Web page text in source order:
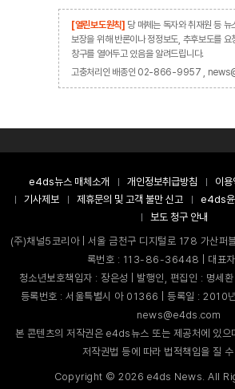
[열린보도원칙] 당 매체는 독자와 취재원 등 뉴
보장을 위해 반론이나 정정보도, 추후보도를 요
창구를 열어두고 있음을 알려드립니다.
고충처리인 배종인 02-866-9957 ,
e4ds뉴스 매체소개 개인정보취급방침 이
기사제보
제휴문의 및 고객 불만 신고 e4ds윤
보도 청구 안내
(주)채널5코리아 | 서울 금천구 디지털로 178 가산퍼
록번호 : 113-86-36448 | 대표자
청소년보호책임자 : 장은성 | 발행인, 편집인 : 명
등록번호 : 서울특별시 아 01366 | 등록일 : 2010
news@e4ds.com
본 콘텐츠의 저작권은 e4ds뉴스 또는 제공처에 있으
저작권법 등에 따라 법적책임을 질
Copyright ©2026 e4ds News. All